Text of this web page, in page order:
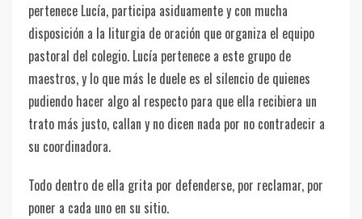
pertenece Lucía, participa asiduamente y con mucha
disposición a la liturgia de oración que organiza el equipo
pastoral del colegio. Lucía pertenece a este grupo de
maestros, y lo que más le duele es el silencio de quienes
pudiendo hacer algo al respecto para que ella recibiera un
trato más justo, callan y no dicen nada por no contradecir a
su coordinadora.
Todo dentro de ella grita por defenderse, por reclamar, por
poner a cada uno en su sitio.